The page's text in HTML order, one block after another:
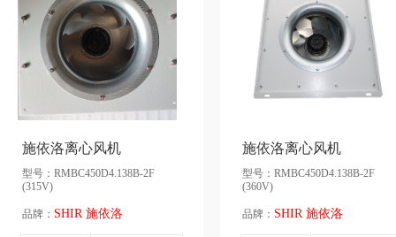
施依洛离心风机
型号：RMBC450D4.138B-2F
(315V)
品牌： SHIR 施依洛
施依洛离心风机
型号：RMBC450D4.138B-2F
(360V)
品牌： SHIR 施依洛